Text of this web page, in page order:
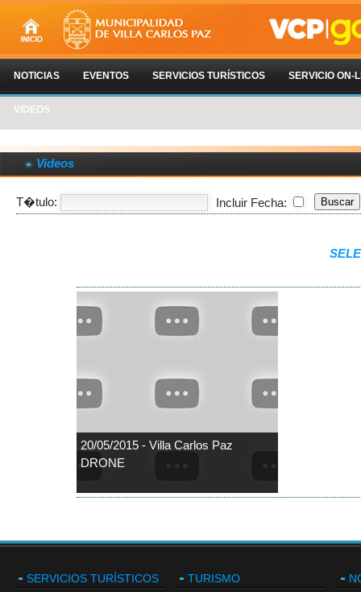
NOTICIAS EVENTOS SERVICIOS TURÍSTICOS SERVICIO ON-
VIDEOS
Videos
T�tulo: Incluir Fecha:
20/05/2015 - Villa Carlos Paz
DRONE
SERVICIOS TURÍSTICOS TURISMO